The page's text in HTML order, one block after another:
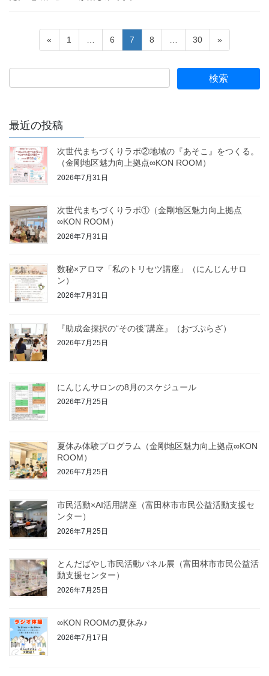
の
ペ
ジ
送
り
«
固
定
ペ
1
固
定
ペ
6
固
定
ペ
7
固
定
ペ
8
固
定
ペ
30 »
最近の投稿
次世代まちづくりラボ②地域の『あそこ』をつくる。
（金剛地区魅力向上拠点∞KON ROOM）
2026年7月31日
次世代まちづくりラボ①（金剛地区魅力向上拠点
∞KON ROOM）
2026年7月31日
数秘×アロマ「私のトリセツ講座」（にんじんサロ
ン）
2026年7月31日
『助成金採択の“その後”講座』（おづぷらざ）
2026年7月25日
にんじんサロンの8月のスケジュール
2026年7月25日
夏休み体験プログラム（金剛地区魅力向上拠点∞KON
ROOM）
2026年7月25日
市民活動×AI活用講座（富田林市市民公益活動支援セ
ンター）
2026年7月25日
とんだばやし市民活動パネル展（富田林市市民公益活
動支援センター）
2026年7月25日
∞KON ROOMの夏休み♪
2026年7月17日